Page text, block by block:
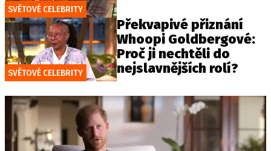
SVĚTOVÉ CELEBRITY
SVĚTOVÉ CELEBRITY
Překvapivé přiznání
Whoopi Goldbergové:
Proč ji nechtěli do
nejslavnějších rolí?